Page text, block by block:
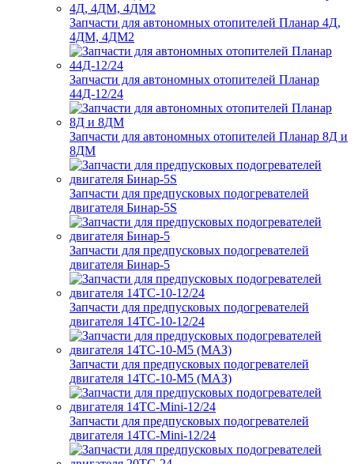
Запчасти для автономных отопителей Планар 4Д,
4ДМ, 4ДМ2
Запчасти для автономных отопителей Планар
44Д-12/24
Запчасти для автономных отопителей Планар 8Д и
8ДМ
Запчасти для предпусковых подогревателей
двигателя Бинар-5S
Запчасти для предпусковых подогревателей
двигателя Бинар-5
Запчасти для предпусковых подогревателей
двигателя 14ТС-10-12/24
Запчасти для предпусковых подогревателей
двигателя 14ТС-10-М5 (МАЗ)
Запчасти для предпусковых подогревателей
двигателя 14ТС-Mini-12/24